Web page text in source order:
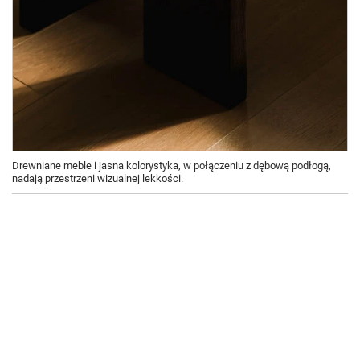
Drewniane meble i jasna kolorystyka, w połączeniu z dębową podłogą,
nadają przestrzeni wizualnej lekkości.